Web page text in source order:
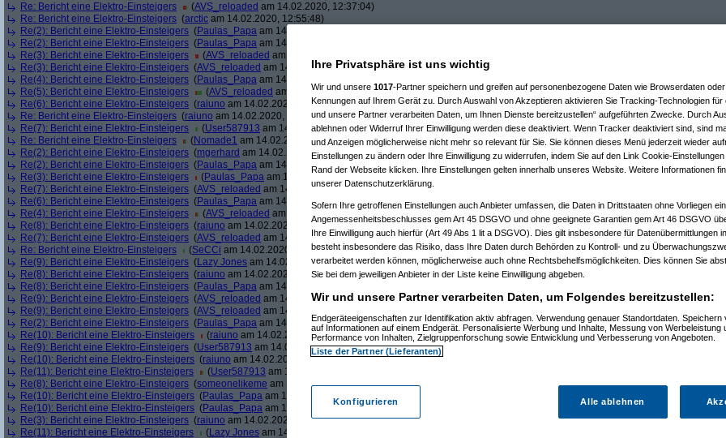
Re: Bericht eine Elektro-Einsteigers (AVS_reloaded am 14.02.2020, 12:37:04)
Re: Bericht eine Elektro-Einsteigers (arctic am 14.02.2020, 12:55:48)
Re(2): Bericht eine Elektro-Einsteigers (Paulas_Papa am 14.02.2020, 13:02:15)
Re(2): Bericht eine Elektro-Einsteigers (Paulas_Papa am 14.02.2020, 13:03:51)
Re(3): Bericht eine Elektro-Einsteigers
(AVS_reloaded am 14.02.2020, 13:07:09)
Re(3): Bericht eine Elektro-Einsteigers (AVS_reloaded am 14.02.2020, 13:07:37)
Re(4): Bericht eine Elektro-Einsteigers (Paulas_Papa am 14.02.2020, 13:10:58)
Re(5): Bericht eine Elektro-Einsteigers
(AVS_reloaded am 14.02.2020, 13:14:43)
Re(6): Bericht eine Elektro-Einsteigers (raiuno am 14.02.2020, 13:19:26)
Re: Bericht eine Elektro-Einsteigers (raiuno am 14.02.2020, 13:21:14)
Re(7): Bericht eine Elektro-Einsteigers
(User587913 am 14.02.2020, 13:30:09)
Re: Bericht eine Elektro-Einsteigers
(Nomade1 am 14.02.2020, 13:30:24)
Re(2): Bericht eine Elektro-Einsteigers (mgerhard am 14.02.2020, 13:37:45)
Re(2): Bericht eine Elektro-Einsteigers (Paulas_Papa am 14.02.2020, 13:44:02)
Re(3): Bericht eine Elektro-Einsteigers
(Paulas_Papa am 14.02.2020, 13:47:34)
Re(7): Bericht eine Elektro-Einsteigers (AVS_reloaded am 14.02.2020, 13:49:10)
Re(6): Bericht eine Elektro-Einsteigers (Paulas_Papa am 14.02.2020, 13:49:53)
Re(4): Bericht eine Elektro-Einsteigers
(AVS_reloaded am 14.02.2020, 13:51:09)
Re(8): Bericht eine Elektro-Einsteigers (raiuno am 14.02.2020, 13:52:16)
Re(7): Bericht eine Elektro-Einsteigers (AVS_reloaded am 14.02.2020, 13:54:23)
Re: Bericht eine Elektro-Einsteigers
(SeCCi am 14.02.2020, 13:54:29)
Re(9): Bericht eine Elektro-Einsteigers (Lazy Jones am 14.02.2020, 13:55:18)
Re(8): Bericht eine Elektro-Einsteigers (raiuno am 14.02.2020, 13:55:39)
Re(8): Bericht eine Elektro-Einsteigers (Paulas_Papa am 14.02.2020, 13:56:17)
Re(9): Bericht eine Elektro-Einsteigers (AVS_reloaded am 14.02.2020, 13:56:41)
Re(9): Bericht eine Elektro-Einsteigers (AVS_reloaded am 14.02.2020, 13:57:56)
Re(2): Bericht eine Elektro-Einsteigers (Paulas_Papa am 14.02.2020, 13:58:42)
Re(10): Bericht eine Elektro-Einsteigers
(raiuno am 14.02.2020, 13:59:11)
Re(9): Bericht eine Elektro-Einsteigers (User587913 am 14.02.2020, 14:00:23)
Re(10): Bericht eine Elektro-Einsteigers (raiuno am 14.02.2020, 14:01:30)
Re(11): Bericht eine Elektro-Einsteigers
(User587913 am 14.02.2020, 14:03:03)
Re(8): Bericht eine Elektro-Einsteigers (someonelikeme am 14.02.2020, 14:03:06)
Re(10): Bericht eine Elektro-Einsteigers (Paulas_Papa am 14.02.2020, 14:03:26)
Re(10): Bericht eine Elektro-Einsteigers (Paulas_Papa am 14.02.2020, 14:04:34)
Re(3): Bericht eine Elektro-Einsteigers (raiuno am 14.02.2020, 14:05:25)
Re(11): Bericht eine Elektro-Einsteigers
(Lazy Jones am 14.02.2020, 14:06:45)
Ihre Privatsphäre ist uns wichtig
Wir und unsere 1017-Partner speichern und greifen auf personenbezogene Daten wie Browserdaten
Kennungen auf Ihrem Gerät zu. Durch Auswahl von Akzeptieren aktivieren Sie Tracking-Technologien für
und unsere Partner verarbeiten Daten, um Ihnen Dienste bereitzustellen“ aufgeführten Zwecke. Durch
ablehnen oder Widerruf Ihrer Einwilligung werden diese deaktiviert. Wenn Tracker deaktiviert sind, sind
und Anzeigen möglicherweise nicht mehr so relevant für Sie. Sie können dieses Menü jederzeit wieder
Einstellungen zu ändern oder Ihre Einwilligung zu widerrufen, indem Sie auf den Link Cookie-
Rand der Webseite klicken. Ihre Einstellungen gelten innerhalb unseres Website. Weitere Informationen
unserer Datenschutzerklärung.
Sofern Ihre getroffenen Einstellungen auch Anbieter umfassen, die Daten in Drittstaaten ohne Vorliegen
Angemessenheitsbeschlusses gem Art 45 DSGVO und ohne geeignete Garantien gem Art 46 DSGVO
Ihre Einwilligung auch hierfür (Art 49 Abs 1 lit a DSGVO). Dies gilt insbesondere für Datenübermittlungen
besteht insbesondere das Risiko, dass Ihre Daten durch Behörden zu Kontroll- und zu
verarbeitet werden können, möglicherweise auch ohne Rechtsbehelfsmöglichkeiten. Dies können Sie
Sie bei dem jeweiligen Anbieter in der Liste keine Einwilligung abgeben.
Wir und unsere Partner verarbeiten Daten, um Folgendes bereitzustellen:
Endgeräteeigenschaften zur Identifikation aktiv abfragen. Verwendung genauer Standortdaten. Speichern
auf Informationen auf einem Endgerät. Personalisierte Werbung und Inhalte, Messung von Werbeleistung
Performance von Inhalten, Zielgruppenforschung sowie Entwicklung und Verbesserung von Angeboten.
Liste der Partner (Lieferanten)
Konfigurieren Alle ablehnen